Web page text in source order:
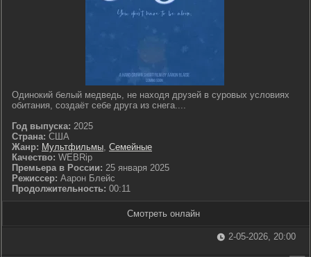
Одинокий белый медведь, не находя друзей в суровых условиях
обитания, создаёт себе друга из снега....
Год выпуска: 2025
Страна: США
Жанр: Мультфильмы, Семейные
Качество: WEBRip
Премьера в России: 25 января 2025
Режиссер: Аарон Блейс
Продолжительность: 00:11
Смотреть онлайн
2-05-2026, 20:00